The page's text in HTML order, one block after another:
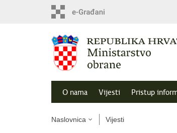
O nama Vijesti Pristup
Naslovnica Vijesti